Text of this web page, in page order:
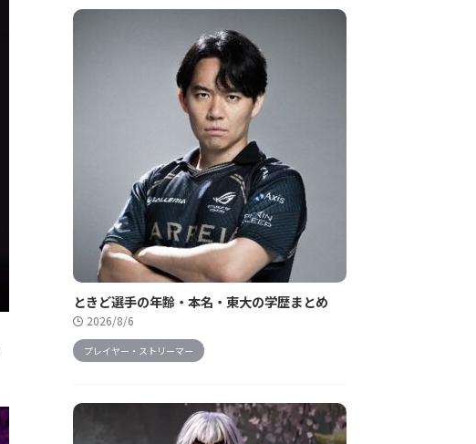
ときど選手の年齢・本名・東大の学歴まとめ
2026/8/6
プレイヤー・ストリーマー